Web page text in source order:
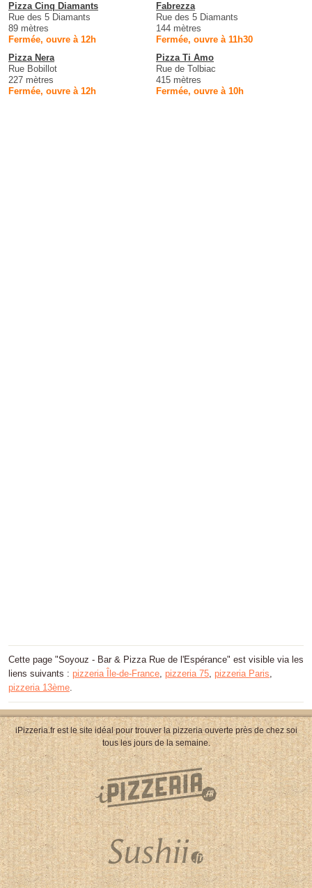
Pizza Cinq Diamants
Rue des 5 Diamants
89 mètres
Fermée, ouvre à 12h
Fabrezza
Rue des 5 Diamants
144 mètres
Fermée, ouvre à 11h30
Pizza Nera
Rue Bobillot
227 mètres
Fermée, ouvre à 12h
Pizza Ti Amo
Rue de Tolbiac
415 mètres
Fermée, ouvre à 10h
Cette page "Soyouz - Bar & Pizza Rue de l'Espérance" est visible via les
liens suivants : pizzeria Île-de-France, pizzeria 75, pizzeria Paris,
pizzeria 13ème.
iPizzeria.fr est le site idéal pour trouver la pizzeria ouverte près de chez soi
tous les jours de la semaine.